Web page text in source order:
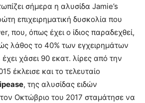
σήμερα η αλυσίδα Jamie’s
επιχειρηματική δυσκολία που
που, όπως έχει ο ίδιος παραδεχθεί,
λάθος το 40% των εγχειρημάτων
χάσει 90 εκατ. λίρες από την
έκλεισε και το τελευταίο
, της αλυσίδας ειδών
τον Οκτώβριο του 2017 σταμάτησε να